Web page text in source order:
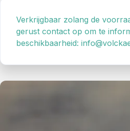
Verkrijgbaar zolang de
gerust contact op om te
beschikbaarheid: